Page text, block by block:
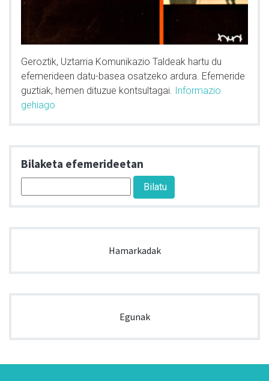
Geroztik, Uztarria Komunikazio Taldeak hartu du
efemerideen datu-basea osatzeko ardura. Efemeride
guztiak, hemen dituzue kontsultagai. Informazio
gehiago
Bilaketa efemerideetan
Hamarkadak
Egunak